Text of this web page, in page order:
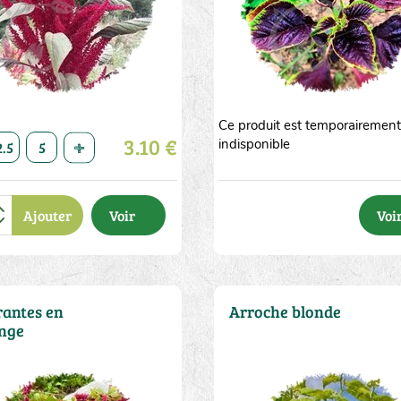
5 10 20 50 1 2.5 5
3.10 €
Ajouter Voir
Ce produit est temporairement
indisponible
10
en
Arroche blonde